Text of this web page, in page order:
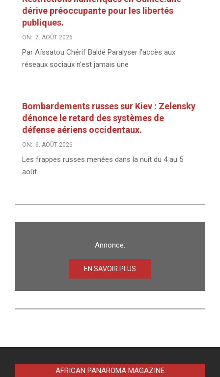
dérive préoccupante pour les libertés
publiques.
ON: 7. AOÛT 2026
Par Aïssatou Chérif Baldé Paralyser l’accès aux
réseaux sociaux n’est jamais une
Bombardements russes sur Kiev : Zelensky
dénonce le retard des systèmes de
défense aériens occidentaux.
ON: 6. AOÛT 2026
Les frappes russes menées dans la nuit du 4 au 5
août
Annonce:
EN SAVOIR PLUS
AFRICAN PANAROMA MAGAZINE